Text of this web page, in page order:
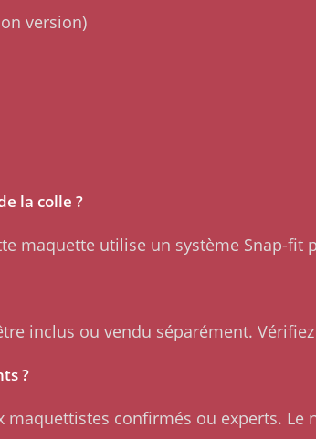
version)
la colle ?
maquette utilise un système Snap-fit
inclus ou vendu séparément.
?
maquettistes confirmés ou experts.